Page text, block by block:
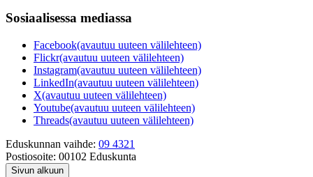
Sosiaalisessa mediassa
Facebook(avautuu uuteen välilehteen)
Flickr(avautuu uuteen välilehteen)
Instagram(avautuu uuteen välilehteen)
LinkedIn(avautuu uuteen välilehteen)
X(avautuu uuteen välilehteen)
Youtube(avautuu uuteen välilehteen)
Threads(avautuu uuteen välilehteen)
Eduskunnan vaihde: 09 4321
Postiosoite: 00102 Eduskunta
Sivun alkuun